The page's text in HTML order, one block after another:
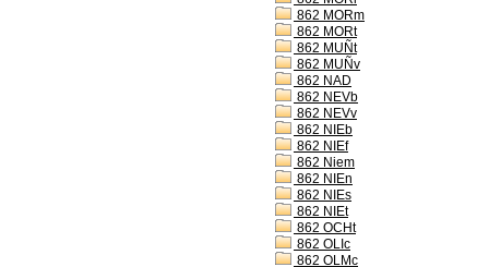
862 MORm
862 MORt
862 MUÑt
862 MUÑv
862 NAD
862 NEVb
862 NEVv
862 NIEb
862 NIEf
862 Niem
862 NIEn
862 NIEs
862 NIEt
862 OCHt
862 OLIc
862 OLMc